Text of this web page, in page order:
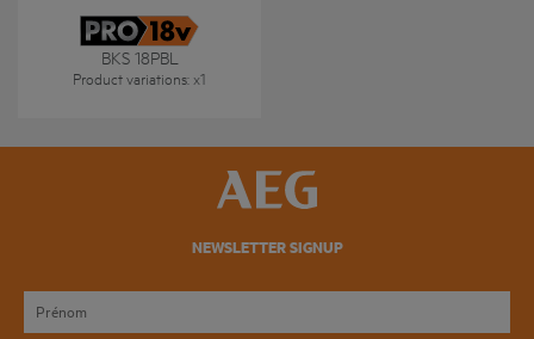
BKS 18PBL
Product variations: x1
NEWSLETTER SIGNUP